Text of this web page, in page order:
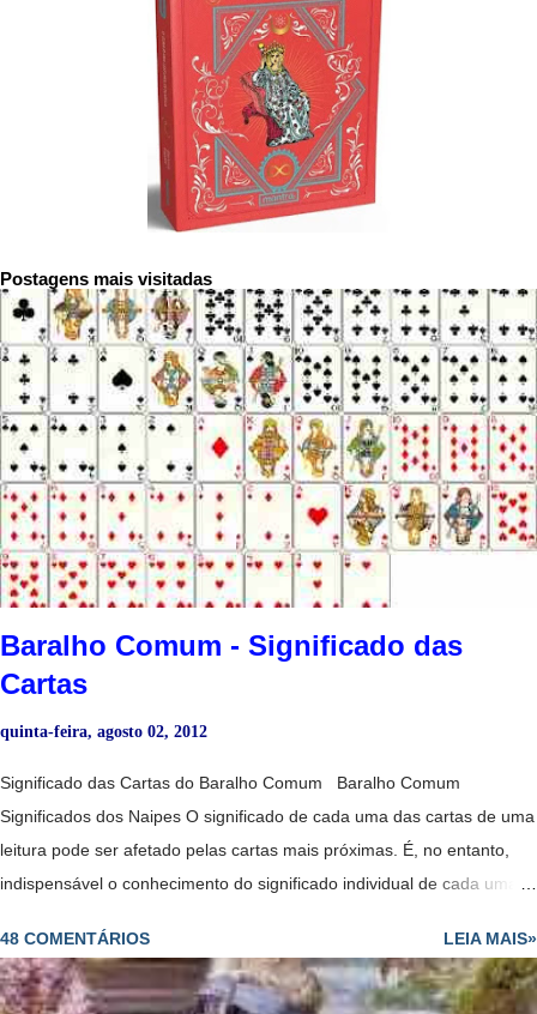
Postagens mais visitadas
Baralho Comum - Significado das
Cartas
quinta-feira, agosto 02, 2012
Significado das Cartas do Baralho Comum Baralho Comum
Significados dos Naipes O significado de cada uma das cartas de uma
leitura pode ser afetado pelas cartas mais próximas. É, no entanto,
indispensável o conhecimento do significado individual de cada uma
representar indivíduos que fazem parte da vida da pessoa para quem
se colocam as cartas, ou nela têm influência - ao passo que as outras
48 COMENTÁRIOS LEIA MAIS»